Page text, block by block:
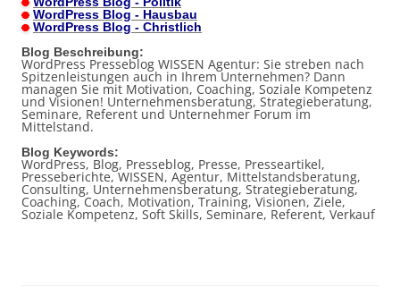
WordPress Blog - Hausbau
WordPress Blog - Christlich
Blog Beschreibung:
WordPress Presseblog WISSEN Agentur: Sie streben nach
Spitzenleistungen auch in Ihrem Unternehmen? Dann
managen Sie mit Motivation, Coaching, Soziale Kompetenz
und Visionen! Unternehmensberatung, Strategieberatung,
Seminare, Referent und Unternehmer Forum im
Mittelstand.
Blog Keywords:
WordPress, Blog, Presseblog, Presse, Presseartikel,
Presseberichte, WISSEN, Agentur, Mittelstandsberatung,
Consulting, Unternehmensberatung, Strategieberatung,
Coaching, Coach, Motivation, Training, Visionen, Ziele,
Soziale Kompetenz, Soft Skills, Seminare, Referent, Verkauf